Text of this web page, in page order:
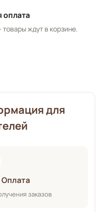
оплата
ждут в корзине.
для
Оплата
заказов